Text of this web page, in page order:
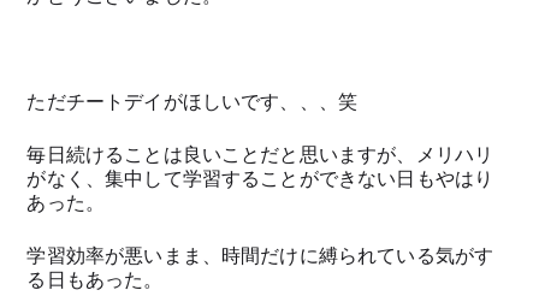
ただチートデイがほしいです、、、笑
毎日続けることは良いことだと思いますが、メリハリ
がなく、集中して学習することができない日もやはり
あった。
学習効率が悪いまま、時間だけに縛られている気がす
る日もあった。